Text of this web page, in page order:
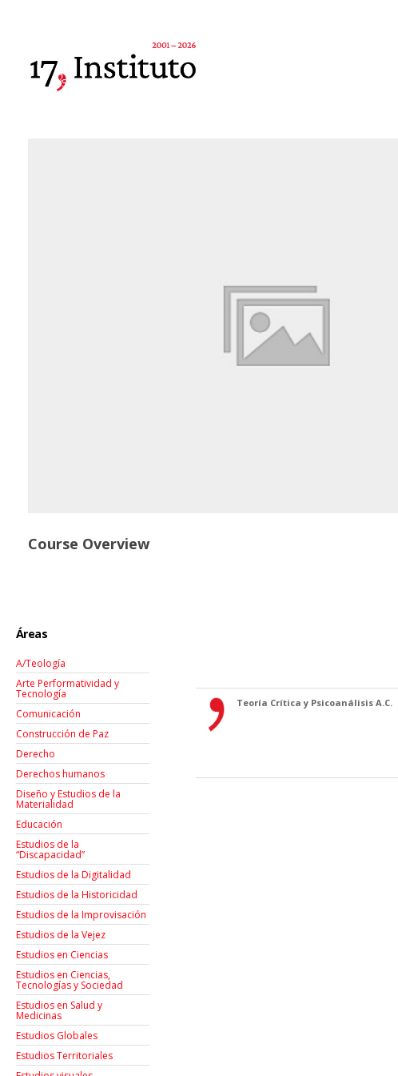
Course Overview
Áreas
A/Teología
Arte Performatividad y
Tecnología
Comunicación
Construcción de Paz
Derecho
Derechos humanos
Diseño y Estudios de la
Materialidad
Educación
Estudios de la
“Discapacidad”
Estudios de la Digitalidad
Estudios de la Historicidad
Estudios de la Improvisación
Estudios de la Vejez
Estudios en Ciencias
Estudios en Ciencias,
Tecnologías y Sociedad
Estudios en Salud y
Medicinas
Estudios Globales
Estudios Territoriales
Teoría Crítica y Psicoanálisis A.C.